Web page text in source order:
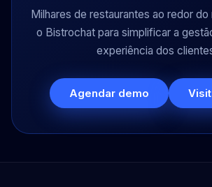
Milhares de restaurantes ao redor do
o Bistrochat para simplificar a
experiência dos
Agendar demo